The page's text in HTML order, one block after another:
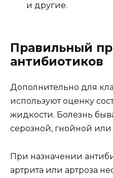
и другие.
Правильный
антибиотиков
Дополнительно для
используют оценку
жидкости. Болезнь
серозной, гнойной
При назначении
артрита или артроза